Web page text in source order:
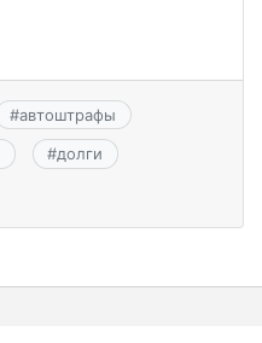
#автоштрафы
#долги